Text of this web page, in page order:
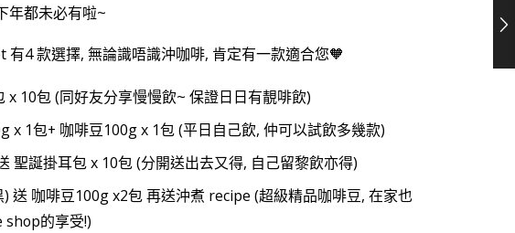
年都未必有啦~
有4 款選擇, 無論識唔識沖咖啡, 肯定有一款適合您🧡
x 10包 (同好友分享慢慢飲~ 保證日日有靚啡飲)
x 1包+ 咖啡豆100g x 1包 (平日自己飲, 仲可以試飲多幾款)
聖誕掛耳包 x 10包 (分開送出去又得, 自己留黎飲亦得)
送 咖啡豆100g x2包 再送沖煮 recipe (超級精品咖啡豆, 在家也
shop的享受!)